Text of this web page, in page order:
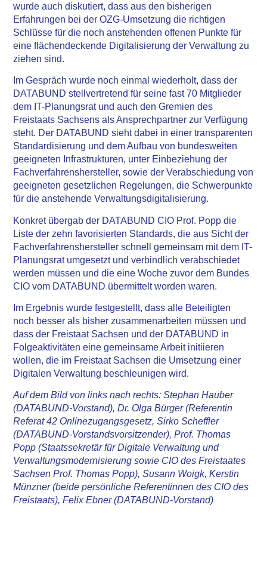
wurde auch diskutiert, dass aus den bisherigen
Erfahrungen bei der OZG-Umsetzung die richtigen
Schlüsse für die noch anstehenden offenen Punkte für
eine flächendeckende Digitalisierung der Verwaltung zu
ziehen sind.
Im Gespräch wurde noch einmal wiederholt, dass der
DATABUND stellvertretend für seine fast 70 Mitglieder
dem IT-Planungsrat und auch den Gremien des
Freistaats Sachsens als Ansprechpartner zur Verfügung
steht. Der DATABUND sieht dabei in einer transparenten
Standardisierung und dem Aufbau von bundesweiten
geeigneten Infrastrukturen, unter Einbeziehung der
Fachverfahrenshersteller, sowie der Verabschiedung von
geeigneten gesetzlichen Regelungen, die Schwerpunkte
für die anstehende Verwaltungsdigitalisierung.
Konkret übergab der DATABUND CIO Prof. Popp die
Liste der zehn favorisierten Standards, die aus Sicht der
Fachverfahrenshersteller schnell gemeinsam mit dem IT-
Planungsrat umgesetzt und verbindlich verabschiedet
werden müssen und die eine Woche zuvor dem Bundes
CIO vom DATABUND übermittelt worden waren.
Im Ergebnis wurde festgestellt, dass alle Beteiligten
noch besser als bisher zusammenarbeiten müssen und
dass der Freistaat Sachsen und der DATABUND in
Folgeaktivitäten eine gemeinsame Arbeit initiieren
wollen, die im Freistaat Sachsen die Umsetzung einer
Digitalen Verwaltung beschleunigen wird.
Auf dem Bild von links nach rechts: Stephan Hauber
(DATABUND-Vorstand), Dr. Olga Bürger (Referentin
Referat 42 Onlinezugangsgesetz, Sirko Scheffler
(DATABUND-Vorstandsvorsitzender), Prof. Thomas
Popp (Staatssekretär für Digitale Verwaltung und
Verwaltungsmodernisierung sowie CIO des Freistaates
Sachsen Prof. Thomas Popp), Susann Woigk, Kerstin
Münzner (beide persönliche Referentinnen des CIO des
Freistaats), Felix Ebner (DATABUND-Vorstand)